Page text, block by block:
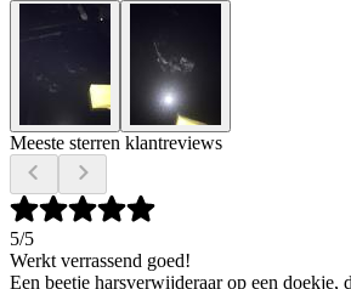
Meeste sterren klantreviews
5/5
Werkt verrassend goed!
Een beetje harsverwijderaar op een doekje,